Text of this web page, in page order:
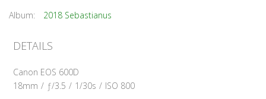
Album: 2018 Sebastianus
DETAILS
Canon EOS 600D
18mm / ƒ/3.5 / 1/30s / ISO 800